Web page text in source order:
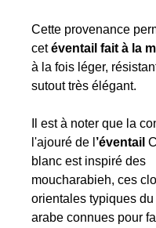
Cette provenance
cetéventail fait à la
à la fois léger,
sutout très élégant.
Il est à noter que la
l'ajouré de l ’éventail
blanc est inspiré des
moucharabieh, ces
orientales typiques
arabe connues pour